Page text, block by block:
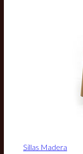
Sillas Madera